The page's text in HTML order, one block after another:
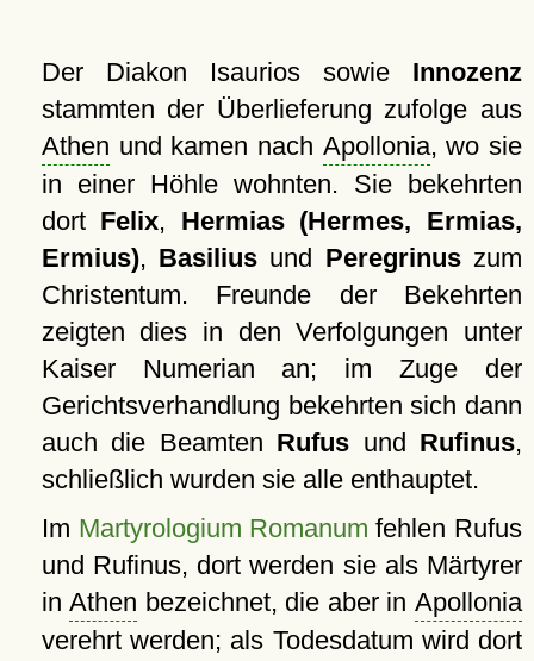
Der Diakon Isaurios sowie Innozenz
stammten der Überlieferung zufolge aus
Athen und kamen nach Apollonia, wo sie
in einer Höhle wohnten. Sie bekehrten
dort Felix, Hermias (Hermes, Ermias,
Ermius), Basilius und Peregrinuszum
Christentum. Freunde der Bekehrten
zeigten dies in den Verfolgungen unter
Kaiser Numerian an; im Zuge der
Gerichtsverhandlung bekehrten sich dann
auch die Beamten Rufus und Rufinus,
schließlich wurden sie alle enthauptet.
Im Martyrologium Romanum fehlen Rufus
und Rufinus, dort werden sie als Märtyrer
inAthen bezeichnet, die aber in Apollonia
verehrt werden; als Todesdatum wird dort